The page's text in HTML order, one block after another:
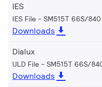
IES
IES File - SM515T 66S/
Downloads
Dialux
ULD File - SM515T 66S/
Downloads